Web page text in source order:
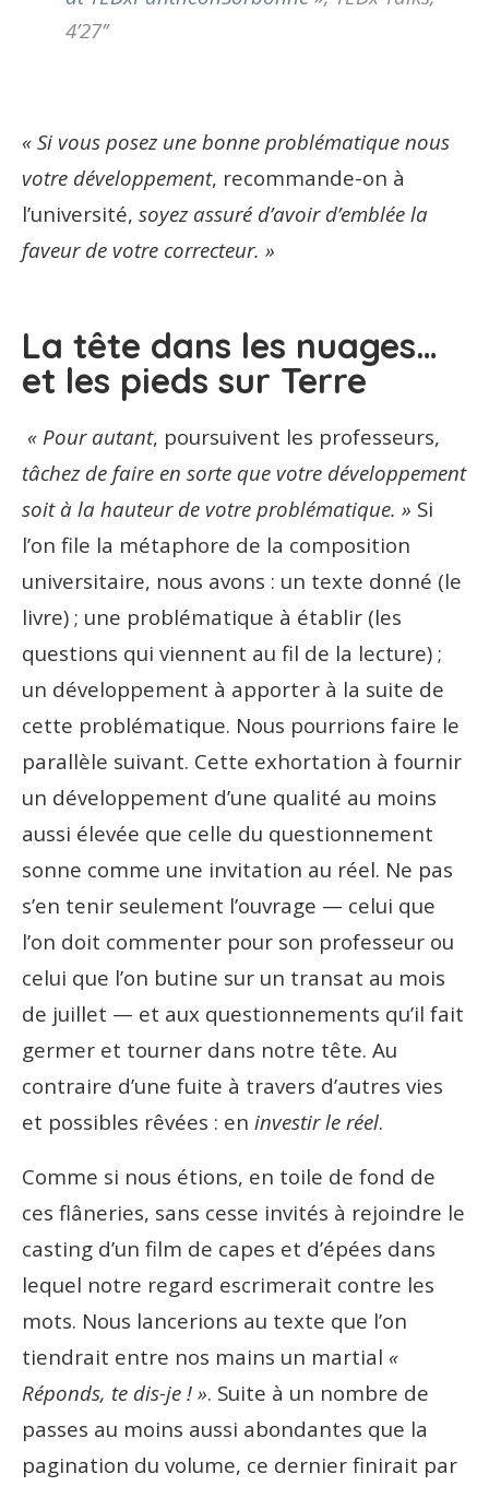
4’27’’
« Si vous posez une bonne problématique nous
votre développement, recommande-on à
l’université, soyez assuré d’avoir d’emblée la
faveur de votre correcteur. »
La tête dans les nuages…
et les pieds sur Terre
« Pour autant, poursuivent les professeurs,
tâchez de faire en sorte que votre développement
soit à la hauteur de votre problématique. » Si
l’on file la métaphore de la composition
universitaire, nous avons : un texte donné (le
livre) ; une problématique à établir (les
questions qui viennent au fil de la lecture) ;
un développement à apporter à la suite de
cette problématique. Nous pourrions faire le
parallèle suivant. Cette exhortation à fournir
un développement d’une qualité au moins
aussi élevée que celle du questionnement
sonne comme une invitation au réel. Ne pas
s’en tenir seulement l’ouvrage — celui que
l’on doit commenter pour son professeur ou
celui que l’on butine sur un transat au mois
de juillet — et aux questionnements qu’il fait
germer et tourner dans notre tête. Au
contraire d’une fuite à travers d’autres vies
et possibles rêvées : en investir le réel.
Comme si nous étions, en toile de fond de
ces flâneries, sans cesse invités à rejoindre le
casting d’un film de capes et d’épées dans
lequel notre regard escrimerait contre les
mots. Nous lancerions au texte que l’on
tiendrait entre nos mains un martial «
Réponds, te dis-je ! ». Suite à un nombre de
passes au moins aussi abondantes que la
pagination du volume, ce dernier finirait par